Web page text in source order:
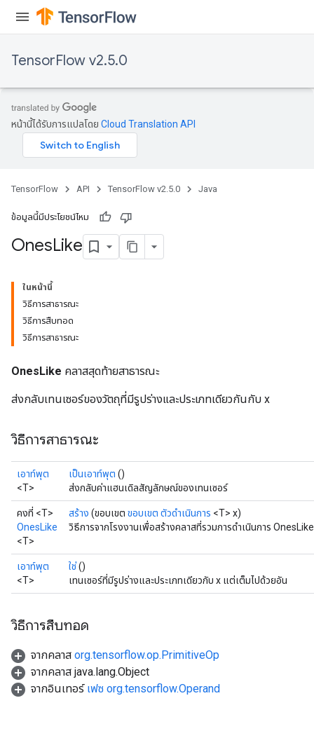
TensorFlow v2.5.0
หน้านี้ได้รับการแปลโดย Cloud Translation API
TensorFlow API TensorFlow v2.5.0 Java
ข้อมูลนี้มีประโยชน์ไหม
OnesLike
ในหน้านี้
วิธีการสาธารณะ
วิธีการสืบทอด
วิธีการสาธารณะ
OnesLike คลาสสุดท้ายสาธารณะ
ส่งกลับเทนเซอร์ของวัตถุที่มีรูปร่างและประเภทเดียวกันกับ x
วิธีการสาธารณะ
เอาท์พุต
<T>
เป็นเอาท์พุต ()
ส่งกลับค่าแฮนเดิลสัญลักษณ์ของเทนเซอร์
คงที่ <T>
OnesLike
<T>
สร้าง (ขอบเขต ขอบเขต ตัวดำเนินการ <T> x)
วิธีการจากโรงงานเพื่อสร้างคลาสที่รวมการดำเนินการ
เอาท์พุต
<T>
ใช่()
เทนเซอร์ที่มีรูปร่างและประเภทเดียวกับ x แต่เต็มไปด้วยอัน
วิธีการสืบทอด
จากคลาส org.tensorflow.op.PrimitiveOp
จากคลาส java.lang.Object
จากอินเทอร์ เฟซ org.tensorflow.Operand